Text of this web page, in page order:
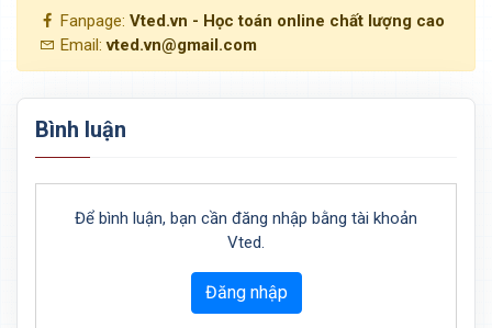
Fanpage: Vted.vn - Học toán online chất lượng cao
Email:vted.vn@gmail.com
Bình luận
Để bình luận, bạn cần đăng nhập bằng tài khoản
Vted.
Đăng nhập